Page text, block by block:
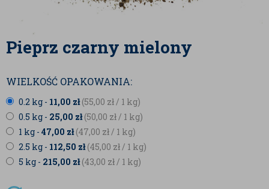
Pieprz czarny mielony
WIELKOŚĆ OPAKOWANIA:
0.2 kg - 11,00 zł(55,00 zł / 1 kg)
0.5 kg - 25,00 zł(50,00 zł / 1 kg)
1 kg - 47,00 zł(47,00 zł / 1 kg)
2.5 kg - 112,50 zł(45,00 zł / 1 kg)
5 kg - 215,00 zł(43,00 zł / 1 kg)